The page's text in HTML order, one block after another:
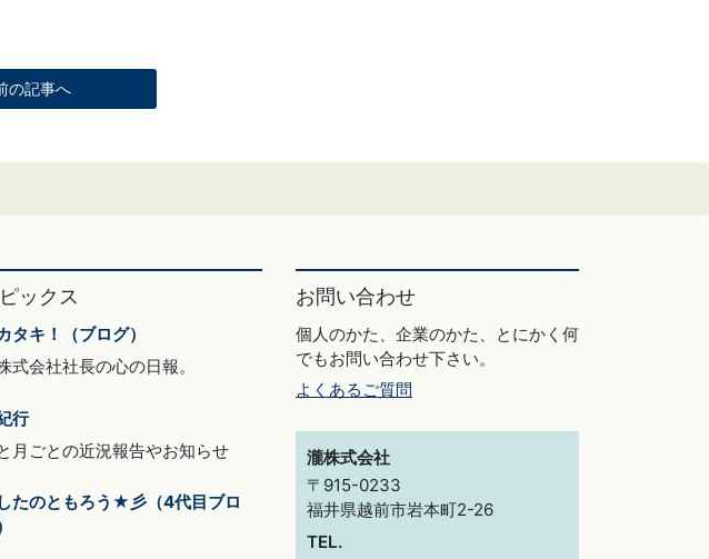
の記事へ
ックス
タキ！（ブログ）
式会社社長の心の日報。
行
月ごとの近況報告やお知らせ
たのともろう★彡（4代目ブロ
お問い合わせ
個人のかた、企業のかた、とにかく何
でもお問い合わせ下さい。
よくあるご質問
瀧株式会社
〒915-0233
福井県越前市岩本町2-26
TEL.